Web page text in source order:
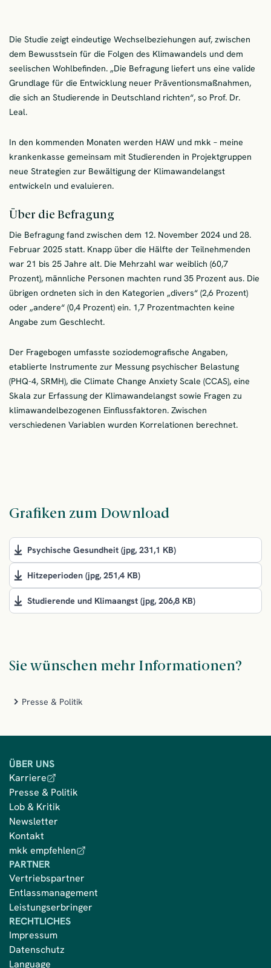
Die Studie zeigt eindeutige Wechselbeziehungen auf, zwischen
dem Bewusstsein für die Folgen des Klimawandels und dem
seelischen Wohlbefinden. „Die Befragung liefert uns eine valide
Grundlage für die Entwicklung neuer Präventionsmaßnahmen,
die sich an Studierende in Deutschland richten“, so Prof. Dr.
Leal.
In den kommenden Monaten werden HAW und mkk – meine
krankenkasse gemeinsam mit Studierenden in Projektgruppen
neue Strategien zur Bewältigung der Klimawandelangst
entwickeln und evaluieren.
Über die Befragung
Die Befragung fand zwischen dem 12. November 2024 und 28.
Februar 2025 statt. Knapp über die Hälfte der Teilnehmenden
war 21 bis 25 Jahre alt. Die Mehrzahl war weiblich (60,7
Prozent), männliche Personen machten rund 35 Prozent aus. Die
übrigen ordneten sich in den Kategorien „divers“ (2,6 Prozent)
oder „andere“ (0,4 Prozent) ein. 1,7 Prozentmachten keine
Angabe zum Geschlecht.
Der Fragebogen umfasste soziodemografische Angaben,
etablierte Instrumente zur Messung psychischer Belastung
(PHQ-4, SRMH), die Climate Change Anxiety Scale (CCAS), eine
Skala zur Erfassung der Klimawandelangst sowie Fragen zu
klimawandelbezogenen Einflussfaktoren. Zwischen
verschiedenen Variablen wurden Korrelationen berechnet.
Grafiken zum Download
Psychische Gesundheit (jpg, 231,1 KB)
Hitzeperioden (jpg, 251,4 KB)
Studierende und Klimaangst (jpg, 206,8 KB)
Sie wünschen mehr Informationen?
Presse & Politik
ÜBER UNS
Karriere
Presse & Politik
Lob & Kritik
Newsletter
Kontakt
mkk empfehlen
PARTNER
Vertriebspartner
Entlassmanagement
Leistungserbringer
RECHTLICHES
Impressum
Datenschutz
Language